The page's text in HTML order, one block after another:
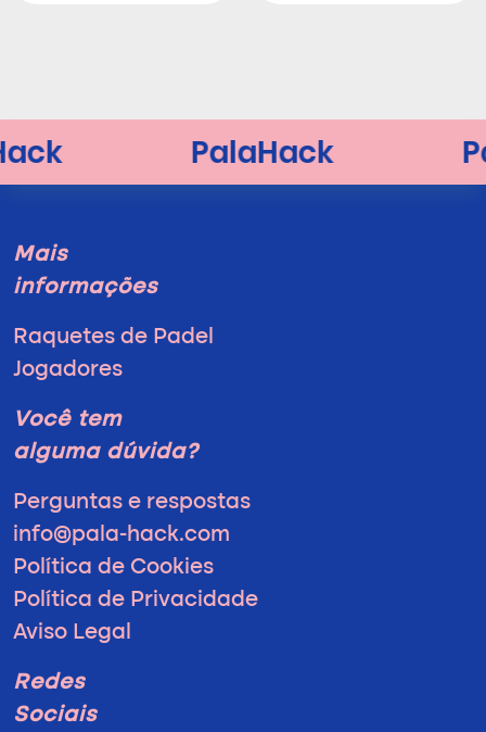
Mais
informações
Raquetes de Padel
Jogadores
Você tem
alguma dúvida?
Perguntas e respostas
info@pala-hack.com
Política de Cookies
Política de Privacidade
Aviso Legal
Redes
Sociais